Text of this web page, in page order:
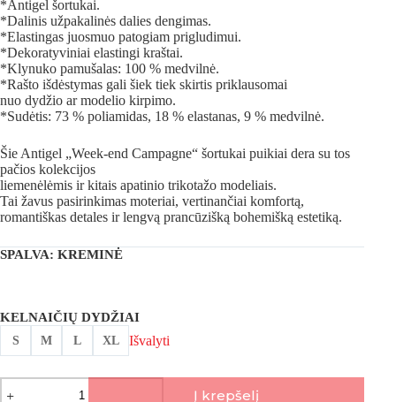
*Antigel šortukai.
*Dalinis užpakalinės dalies dengimas.
*Elastingas juosmuo patogiam prigludimui.
*Dekoratyviniai elastingi kraštai.
*Klynuko pamušalas: 100 % medvilnė.
*Rašto išdėstymas gali šiek tiek skirtis priklausomai
nuo dydžio ar modelio kirpimo.
*Sudėtis: 73 % poliamidas, 18 % elastanas, 9 % medvilnė.
Šie Antigel „Week-end Campagne“ šortukai puikiai dera su tos
pačios kolekcijos
liemenėlėmis ir kitais apatinio trikotažo modeliais.
Tai žavus pasirinkimas moteriai, vertinančiai komfortą,
romantiškas detales ir lengvą prancūzišką bohemišką estetiką.
SPALVA: KREMINĖ
KELNAIČIŲ DYDŽIAI
S M L XL Išvalyti
produkto
kiekis:
Į krepšelį